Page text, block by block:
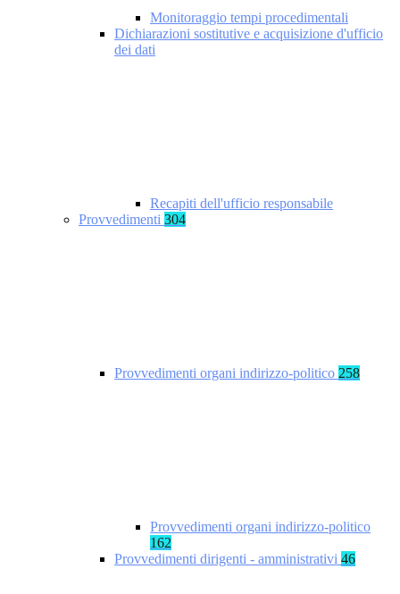
Monitoraggio tempi procedimentali
Dichiarazioni sostitutive e acquisizione d'ufficio
dei dati
Recapiti dell'ufficio responsabile
Provvedimenti 304
Provvedimenti organi indirizzo-politico 258
Provvedimenti organi indirizzo-politico
162
Provvedimenti dirigenti - amministrativi 46